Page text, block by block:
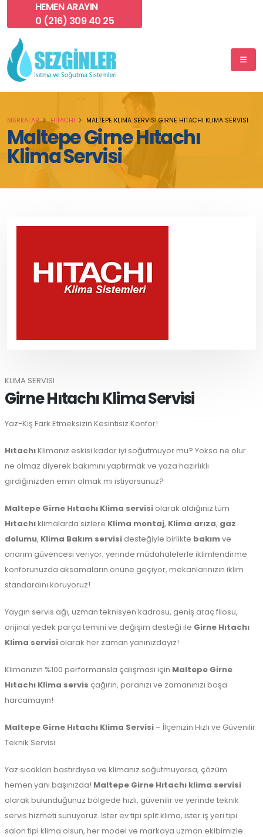
HEMEN ARAYIN
0 (216) 309 40 25
Maltepe Girne Hıtachı
Klima Servisi
MARKALAR HITACHI MALTEPE KLIMA SERVISI GIRNE HITACHI KLIMA SERVISI
KLIMA SERVISI
Girne Hıtachı Klima Servisi
Yaz-Kış Fark Etmeksizin Kesintisiz Konfor!
HıtachıKlimanız eskisi kadar iyi soğutmuyor mu? Yoksa ne olur
ne olmaz diyerek bakımını yaptırmak ve yaza hazırlıklı
girdiğinizden emin olmak mı istiyorsunuz?
Maltepe Girne Hıtachı Klima servisi olarak aldığınız tüm
Hıtachıklimalarda sizlere Klima montaj, Klima arıza, gaz
dolumu, Klima Bakım servisi desteğiyle birlikte bakımve
onarım güvencesi veriyor; yerinde müdahalelerle iklimlendirme
konforunuzda aksamaların önüne geçiyor, mekanlarınızın iklim
standardını koruyoruz!
Yaygın servis ağı, uzman teknisyen kadrosu, geniş araç filosu,
orijinal yedek parça temini ve değişim desteği ile Girne Hıtachı
Klima servisi olarak her zaman yanınızdayız!
Klimanızın %100 performansla çalışması için Maltepe Girne
Hıtachı Klima servis çağırın, paranızı ve zamanınızı boşa
harcamayın!
Maltepe Girne Hıtachı Klima Servisi – İlçenizin Hızlı ve Güvenilir
Teknik Servisi
Yaz sıcakları bastırdıysa ve klimanız soğutmuyorsa, çözüm
hemen yanı başınızda! Maltepe Girne Hıtachı klima servisi
olarak bulunduğunuz bölgede hızlı, güvenilir ve yerinde teknik
servis hizmeti sunuyoruz. İster ev tipi split klima, ister iş yeri tipi
salon tipi klima olsun, her model ve markaya uzman ekibimizle